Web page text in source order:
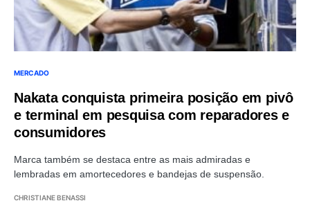
MERCADO
Nakata conquista primeira posição em pivô
e terminal em pesquisa com reparadores e
consumidores
Marca também se destaca entre as mais admiradas e
lembradas em amortecedores e bandejas de suspensão.
CHRISTIANE BENASSI